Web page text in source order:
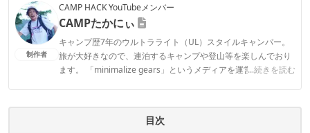
CAMP HACK編集部のプロフィール
制作者
CAMP HACK YouTubeメンバー
CAMPたかにぃ
キャンプ歴7年のウルトラライト（UL）スタイルキャンパー。
旅が大好きなので、連泊するキャンプや登山等を楽しんでおり
ます。 「minimalize gears」というメディアを運営していて、
...続きを読む
CAMPたかにぃのプロフィール
目次